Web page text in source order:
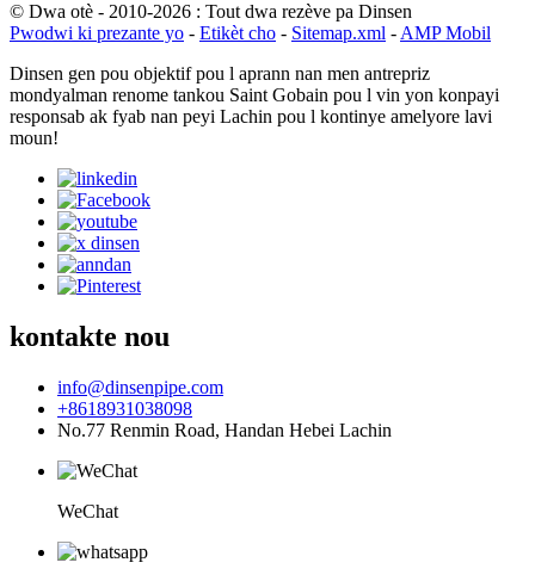
© Dwa otè - 2010-2026 : Tout dwa rezève pa Dinsen
Pwodwi ki prezante yo - Etikèt cho - Sitemap.xml - AMP Mobil
Dinsen gen pou objektif pou l aprann nan men antrepriz
mondyalman renome tankou Saint Gobain pou l vin yon konpayi
responsab ak fyab nan peyi Lachin pou l kontinye amelyore lavi
moun!
kontakte nou
info@dinsenpipe.com
+8618931038098
No.77 Renmin Road, Handan Hebei Lachin
WeChat